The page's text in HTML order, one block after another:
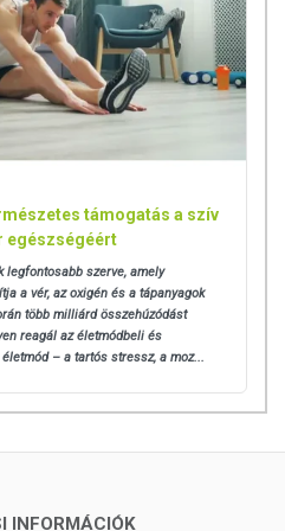
az oxidációs folyamatokat a
érfal működését. Kettős vak,
igazolták, hogy a Q10
folyamatokat az artériák
az érfalak rugalmassága
megfigyeléseket. A kutatók
magasabb a vér magnézium
a szív- és érrendszeri
nélkülözhetetlen a szív
Egyetem kutatói kísérleteik során
támogatás a szív
egészségéért
legfontosabb szerve, amely
a vér, az oxigén és a tápanyagok
több milliárd összehúzódást
reagál az életmódbeli és
– a tartós stressz, a moz...
INFORMÁCIÓK